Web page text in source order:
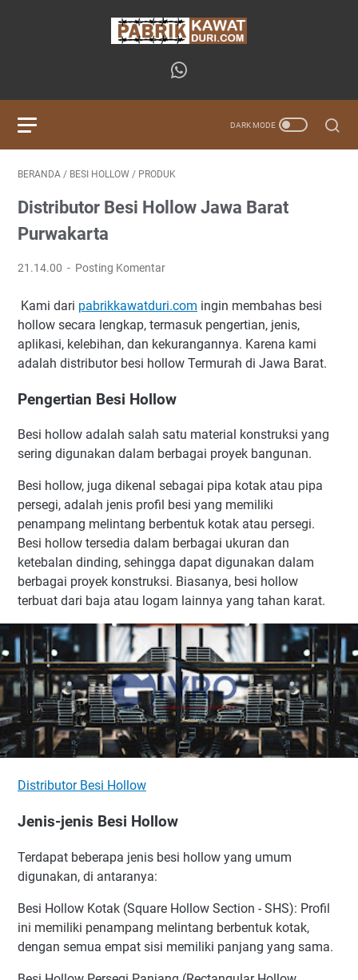
BERANDA / BESI HOLLOW / PRODUK
Distributor Besi Hollow Jawa Barat
Purwakarta
21.14.00 Posting Komentar
Kami dari pabrikkawatduri.com ingin membahas besi
hollow secara lengkap, termasuk pengertian, jenis,
aplikasi, kelebihan, dan kekurangannya. Karena kami
adalah distributor besi hollow Termurah di Jawa Barat.
Pengertian Besi Hollow
Besi hollow adalah salah satu material konstruksi yang
sering digunakan dalam berbagai proyek bangunan.
Besi hollow, juga dikenal sebagai pipa kotak atau pipa
persegi, adalah jenis profil besi yang memiliki
penampang melintang berbentuk kotak atau persegi.
Besi hollow tersedia dalam berbagai ukuran dan
ketebalan dinding, sehingga dapat digunakan dalam
berbagai proyek konstruksi. Biasanya, besi hollow
terbuat dari baja atau logam lainnya yang tahan karat.
Distributor Besi Hollow
Jenis-jenis Besi Hollow
Terdapat beberapa jenis besi hollow yang umum
digunakan, di antaranya:
Besi Hollow Kotak (Square Hollow Section - SHS): Profil
ini memiliki penampang melintang berbentuk kotak,
dengan semua empat sisi memiliki panjang yang sama.